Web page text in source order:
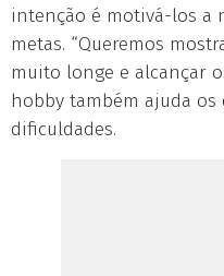
intenção é motivá-los a
metas. “Queremos
muito longe e alcançar
hobby também ajuda
dificuldades.